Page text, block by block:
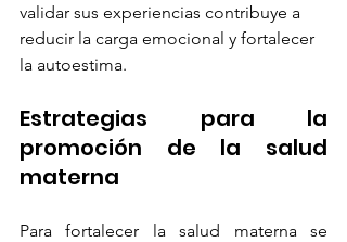
validar sus experiencias contribuye a
reducir la carga emocional y fortalecer
la autoestima.
Estrategias para la
promoción de la salud
materna
Para fortalecer la salud materna se